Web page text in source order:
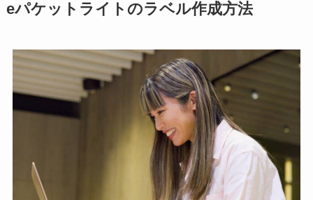
eパケットライトのラベル作成方法